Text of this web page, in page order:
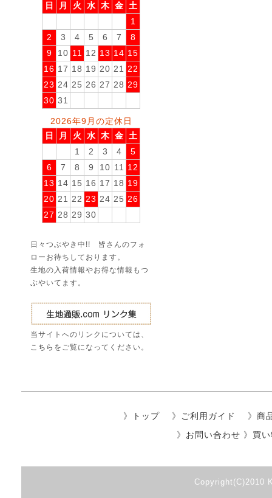
日
月 火 水 木 金 土
1
2
3 4 5 6 7
8
9
10 11 12 13 14 15
16 17 18 19 20 21 22
23 24 25 26 27 28 29
30 31
2026年9月の定休日
日
月 火 水 木 金 土
1
2 3 4
5
6
7 8 9 10 11 12
13 14 15 16 17 18 19
20 21 22 23 24 25 26
27 28 29 30
日々つぶやき中!! 皆さんのフォ
ローお待ちしております。
生地の入荷情報やお得な情報もつ
ぶやいてます。
当サイトへのリンクについては、
こちら をご覧になってください。
》 トップ》 ご利用ガイド 》 商
》 お問い合わせ 》 買
Copyright(C)2010